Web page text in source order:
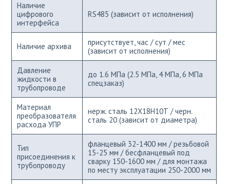
Наличие
цифрового
интерфейса
RS485 (зависит от исполнения)
Наличие архива
присутствует, час / сут / мес
(зависит от исполнения)
Давление
жидкости в
трубопроводе
до 1.6 МПа (2.5 МПа, 4 МПа, 6 МПа
спецзаказ)
Материал
преобразователя
расхода УПР
нерж. сталь 12Х18Н10Т / черн.
сталь 20 (зависит от диаметра)
Тип
присоединения к
трубопроводу
фланцевый 32-1400 мм / резьбовой
15-25 мм / бесфланцевый под
сварку 150-1600 мм / для монтажа
по месту эксплуатации 250-2000 мм